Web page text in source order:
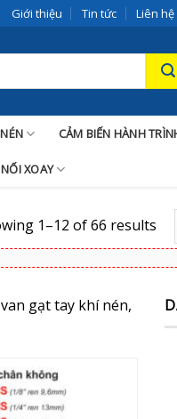
Giới thiệu Tin tức Liên hệ
CẢM BIẾN HÀNH
XOAY
1–12 of 66 results
gạt tay khí nén,